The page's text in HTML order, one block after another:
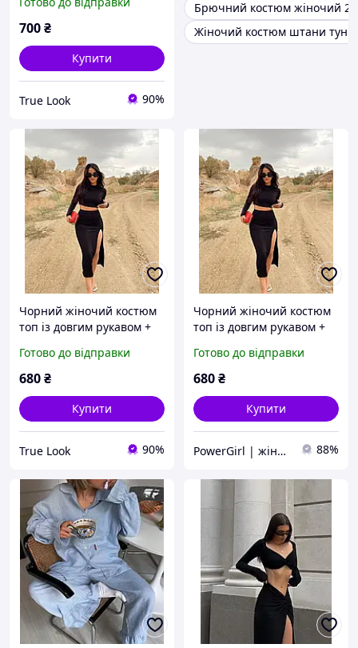
воланами (чорний, білий,
фісташковий, пудровий)
700₴
Купити
True Look 90%
Брючний костюм жіночий
Жіночий костюм штани
Чорний жіночий костюм
топ із довгим рукавом +
42, 44-46 розміри)
Готово до відправки
680₴
Купити
True Look 90%
Чорний жіночий костюм
топ із довгим рукавом +
42, 44-46 розміри)
Готово до відправки
680₴
Купити
PowerGirl | жіночий одяг 88%